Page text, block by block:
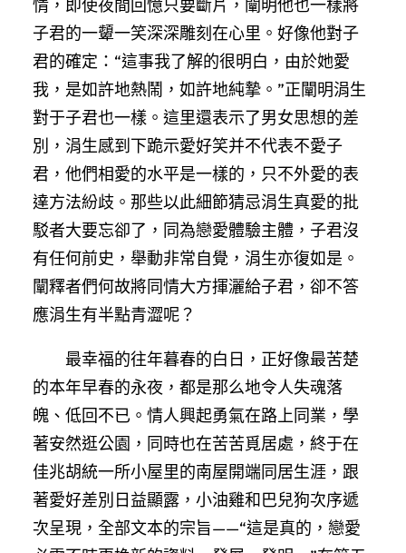
情，即使夜間回憶只要斷片，闡明他也一樣將
子君的一顰一笑深深雕刻在心里。好像他對子
君的確定：“這事我了解的很明白，由於她愛
我，是如許地熱鬧，如許地純摯。”正闡明涓生
對于子君也一樣。這里還表示了男女思想的差
別，涓生感到下跪示愛好笑并不代表不愛子
君，他們相愛的水平是一樣的，只不外愛的表
達方法紛歧。那些以此細節猜忌涓生真愛的批
駁者大要忘卻了，同為戀愛體驗主體，子君沒
有任何前史，舉動非常自覺，涓生亦復如是。
闡釋者們何故將同情大方揮灑給子君，卻不答
應涓生有半點青澀呢？
最幸福的往年暮春的白日，正好像最苦楚
的本年早春的永夜，都是那么地令人失魂落
魄、低回不已。情人興起勇氣在路上同業，學
著安然逛公園，同時也在苦苦覓居處，終于在
佳兆胡統一所小屋里的南屋開端同居生涯，跟
著愛好差別日益顯露，小油雞和巴兒狗次序遞
次呈現，全部文本的宗旨——“這是真的，戀愛